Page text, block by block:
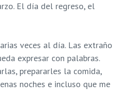
El día del regreso, el
veces al día. Las extraño
expresar con palabras.
prepararles la comida,
noches e incluso que me